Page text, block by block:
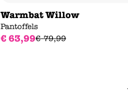
Warmbat Willow
Pantoffels
€63,99€ 79,99